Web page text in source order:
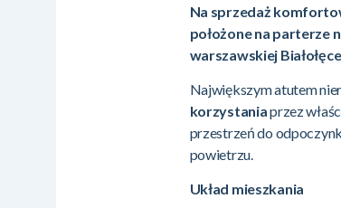
Na sprzedaż
położone na parterze
warszawskiej
Największym atutem
korzystaniaprzez
przestrzeń do
powietrzu.
Układ mieszkania